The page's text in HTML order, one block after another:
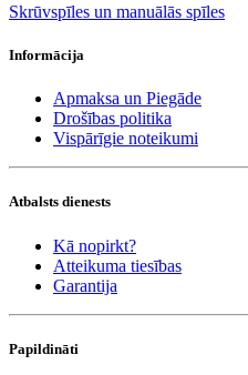
Skrūvspīles un manuālās spīles
Informācija
Apmaksa un Piegāde
Drošības politika
Vispārīgie noteikumi
Atbalsts dienests
Kā nopirkt?
Atteikuma tiesības
Garantija
Papildināti